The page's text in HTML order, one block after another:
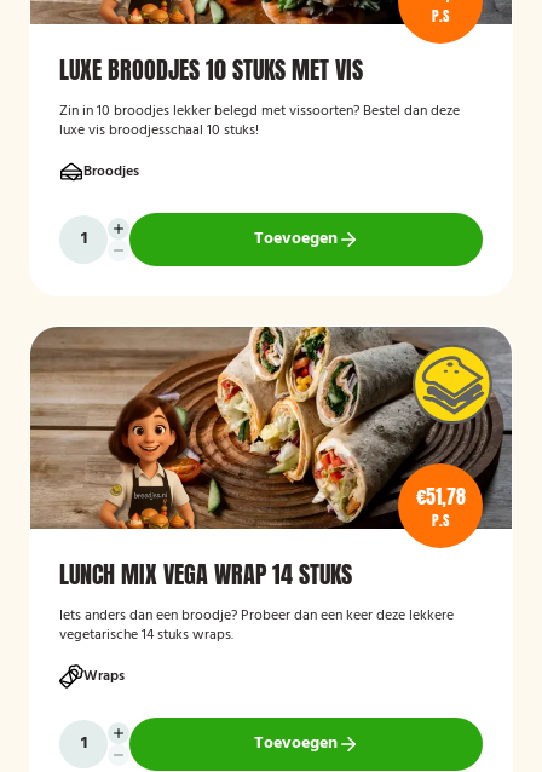
P.S
LUXE BROODJES 10 STUKS MET VIS
Zin in 10 broodjes lekker belegd met vissoorten? Bestel dan deze
luxe vis broodjesschaal 10 stuks!
Broodjes
Toevoegen
€51,78
P.S
LUNCH MIX VEGA WRAP 14 STUKS
Iets anders dan een broodje? Probeer dan een keer deze lekkere
vegetarische 14 stuks wraps.
Wraps
Toevoegen